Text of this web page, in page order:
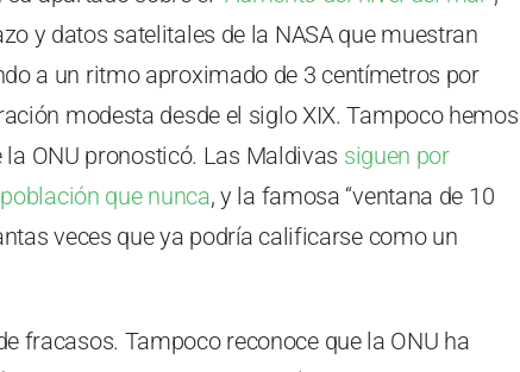
y datos satelitales de la NASA que muestran
a un ritmo aproximado de 3 centímetros por
modesta desde el siglo XIX. Tampoco hemos
la ONU pronosticó. Las Maldivas siguen por
que nunca, y la famosa “ventana de 10
veces que ya podría calificarse como un
fracasos. Tampoco reconoce que la ONU ha